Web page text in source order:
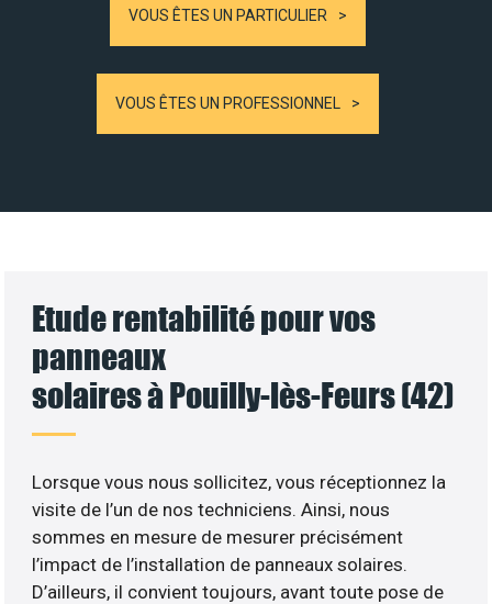
VOUS ÊTES UN PARTICULIER
VOUS ÊTES UN PROFESSIONNEL
Etude rentabilité pour vos
panneaux
solaires à Pouilly-lès-Feurs (42)
Lorsque vous nous sollicitez, vous réceptionnez la
visite de l’un de nos techniciens. Ainsi, nous
sommes en mesure de mesurer précisément
l’impact de l’installation de panneaux solaires.
D’ailleurs, il convient toujours, avant toute pose de